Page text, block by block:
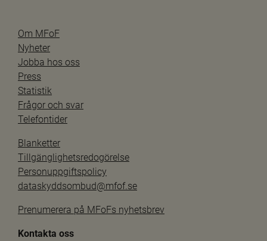
Om MFoF
Nyheter
Jobba hos oss
Press
Statistik
Frågor och svar
Telefontider
Blanketter
Tillgänglighetsredogörelse
Personuppgiftspolicy
dataskyddsombud@mfof.se
Prenumerera på MFoFs nyhetsbrev
Kontakta oss